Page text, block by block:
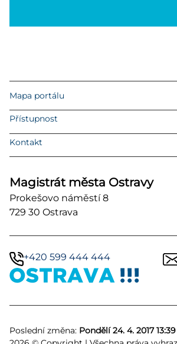
Mapa portálu
Přístupnost
Kontakt
Magistrát města Ostravy
Prokešovo náměstí 8
729 30 Ostrava
+420 599 444 444
Poslední změna: Pondělí 24. 4. 2017 13:39